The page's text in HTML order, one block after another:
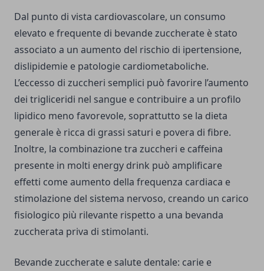
Dal punto di vista cardiovascolare, un consumo
elevato e frequente di bevande zuccherate è stato
associato a un aumento del rischio di ipertensione,
dislipidemie e patologie cardiometaboliche.
L’eccesso di zuccheri semplici può favorire l’aumento
dei trigliceridi nel sangue e contribuire a un profilo
lipidico meno favorevole, soprattutto se la dieta
generale è ricca di grassi saturi e povera di fibre.
Inoltre, la combinazione tra zuccheri e caffeina
presente in molti energy drink può amplificare
effetti come aumento della frequenza cardiaca e
stimolazione del sistema nervoso, creando un carico
fisiologico più rilevante rispetto a una bevanda
zuccherata priva di stimolanti.
Bevande zuccherate e salute dentale: carie e